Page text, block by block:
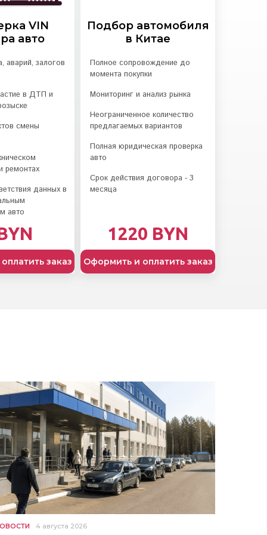
VIN
авто
аварий, залогов
в ДТП и
смены
ремонтах
данных в
авто
заказ
Подбор автомобиля
в Китае
Полное сопровождение до
момента покупки
Мониторинг и анализ рынка
Неограниченное количество
предлагаемых вариантов
Полная юридическая проверка
авто
Срок действия договора - 3
месяца
1220 BYN
Оформить и оплатить заказ
4 августа 2026